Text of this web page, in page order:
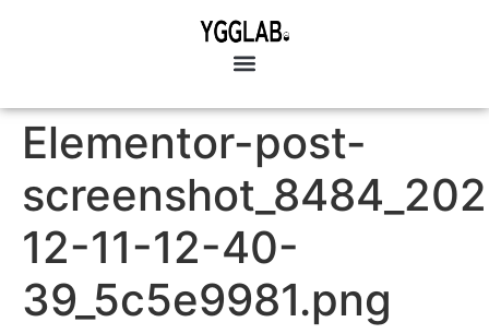
Elementor-post-
12-11-12-40-
39_5c5e9981.png